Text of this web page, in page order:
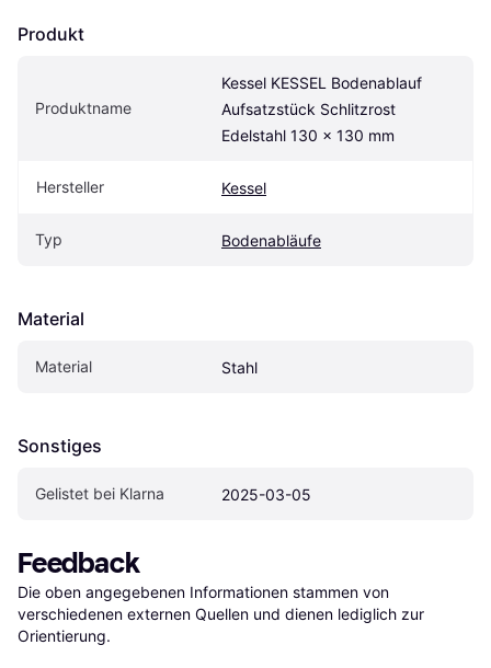
Produkt
Produktname
Kessel KESSEL Bodenablauf
Aufsatzstück Schlitzrost
Edelstahl 130 x 130 mm
Hersteller Kessel
Typ Bodenabläufe
Material
Material Stahl
Sonstiges
Gelistet bei Klarna 2025-03-05
Feedback
Die oben angegebenen Informationen stammen von
verschiedenen externen Quellen und dienen lediglich zur
Orientierung.